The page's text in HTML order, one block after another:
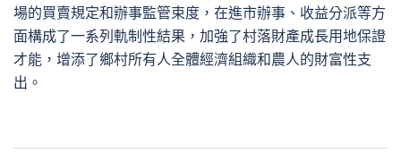
場的買賣規定和辦事監管束度，在進市辦事、收益分派等方
面構成了一系列軌制性結果，加強了村落財產成長用地保證
才能，增添了鄉村所有人全體經濟組織和農人的財富性支
出。